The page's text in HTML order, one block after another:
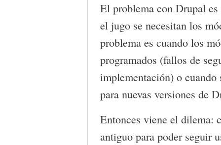
El problema con Drupal
el jugo se necesitan los
problema es cuando los
programados (fallos de
implementación) o cuando
para nuevas versiones de
Entonces viene el dilema:
antiguo para poder seguir